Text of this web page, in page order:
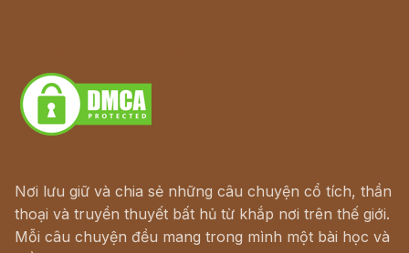
Nơi lưu giữ và chia sẻ những câu chuyện cổ tích, thần
thoại và truyền thuyết bất hủ từ khắp nơi trên thế giới.
Mỗi câu chuyện đều mang trong mình một bài học và